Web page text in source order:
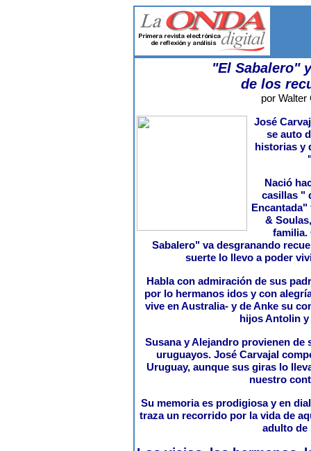
"El Sabalero"
de los
por Walter
José
se auto
historias y
Nació
casillas "
Encantada"
&
familia.
Sabalero" va desgranando
suerte lo llevo a poder
Habla con admiración de sus
por lo hermanos idos y con
vive en Australia- y de Anke su
hijos Antolin y
Susana y Alejandro provienen
uruguayos. José Carvajal
Uruguay, aunque sus giras lo
nuestro
Su memoria es prodigiosa y en
traza un recorrido por la vida de
adulto de